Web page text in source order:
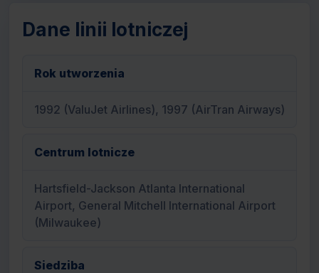
Dane linii lotniczej
Rok utworzenia
1992 (ValuJet Airlines), 1997 (AirTran Airways)
Centrum lotnicze
Hartsfield-Jackson Atlanta International
Airport, General Mitchell International Airport
(Milwaukee)
Siedziba